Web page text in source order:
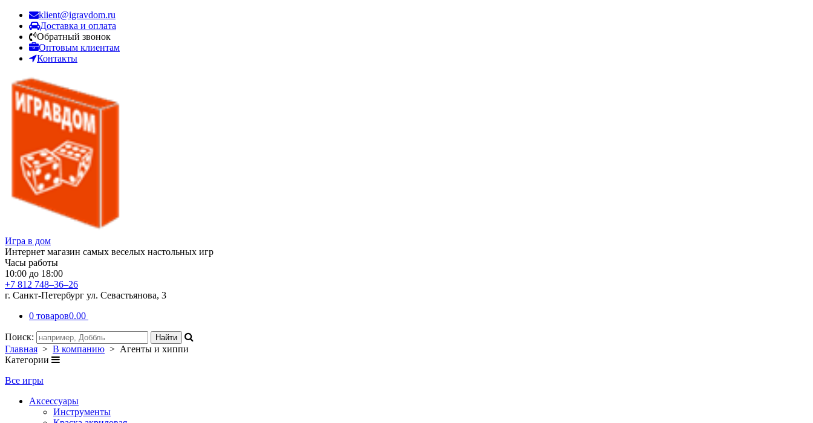
klient@igravdom.ru
Доставка и оплата
Обратный звонок
Оптовым клиентам
Контакты
Игра в дом
Интернет магазин самых веселых настольных игр
Часы работы
10:00 до 18:00
+7 812 748–36–26
г. Санкт-Петербург ул. Севастьянова, 3
0 товаров0.00
Поиск:
Главная > В компанию > Агенты и хиппи
Категории
Все игры
Аксессуары
Инструменты